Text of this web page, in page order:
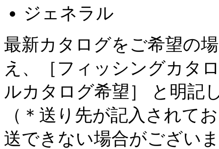
ジェネラル
最新カタログをご希望の
え、［フィッシングカタ
ルカタログ希望］ と明記
（＊送り先が記入されて
送できない場合がござい